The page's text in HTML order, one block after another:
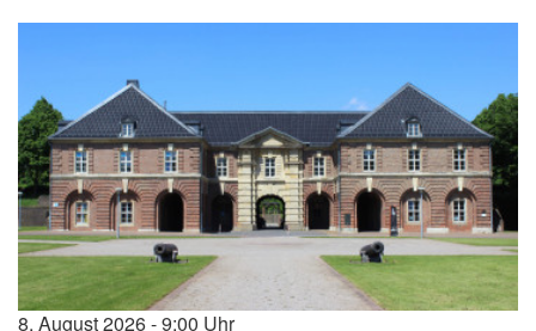
8. August 2026 9:00